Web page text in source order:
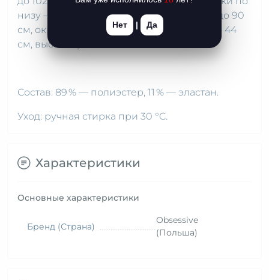
низу — 59 см, резинка стрингов — от 70 до 90
см, окружность резинки чулок — от 28 до 44
см, высота чулок – 66 см.
Состав: 89 % — полиэстер, 11 % — эластан.
Уход: ручная стирка при 30 °C.
Характеристики
Основные характеристики
Бренд (Страна)
Obsessive
(Польша)
Нет | Да